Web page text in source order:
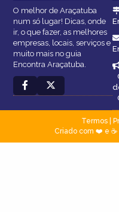
O melhor de Araçatuba
num só lugar! Dicas, onde
ir, o que fazer, as melhores
empresas, locais, serviços e
muito mais no guia
Encontra Araçatuba.
Termos|
Criado com ❤️ e ☕